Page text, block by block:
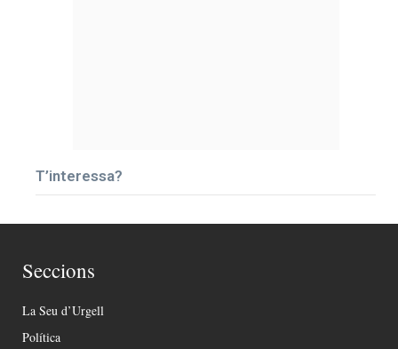
T’interessa?
Seccions
La Seu d’Urgell
Política